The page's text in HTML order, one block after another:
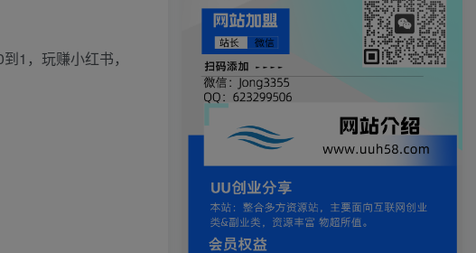
1，玩赚小红书，